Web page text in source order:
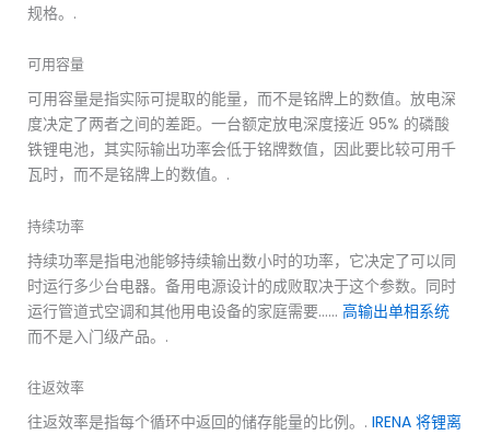
规格。.
可用容量
可用容量是指实际可提取的能量，而不是铭牌上的数值。放电深
度决定了两者之间的差距。一台额定放电深度接近 95% 的磷酸
铁锂电池，其实际输出功率会低于铭牌数值，因此要比较可用千
瓦时，而不是铭牌上的数值。.
持续功率
持续功率是指电池能够持续输出数小时的功率，它决定了可以同
时运行多少台电器。备用电源设计的成败取决于这个参数。同时
运行管道式空调和其他用电设备的家庭需要…… 高输出单相系统
而不是入门级产品。.
往返效率
往返效率是指每个循环中返回的储存能量的比例。. IRENA 将锂离